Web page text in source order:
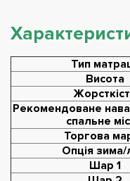
Тип
Висота
Рекомендоване
спальне
Торгова
Опція зима/
Шар 1